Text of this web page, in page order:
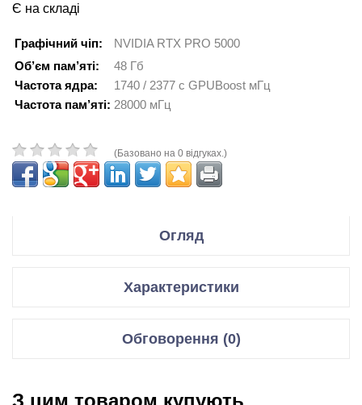
Є на складі
Графічний чіп:
NVIDIA RTX PRO 5000
Об’єм пам’яті:
48 Гб
Частота ядра:
1740 / 2377 с GPUBoost мГц
Частота пам’яті: 28000 мГц
(Базовано на 0 відгуках.)
Огляд
440
418.4 GPixel/s
1045.9 GTexel/s
GPU Memory
ECC
Характеристики
Обговорення (0)
З цим товаром купують